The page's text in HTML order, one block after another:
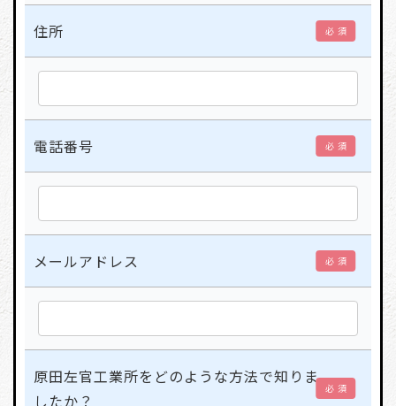
住所 必 須
電話番号 必 須
メールアドレス 必 須
原田左官工業所をどのような方法で知りま
したか？
必 須